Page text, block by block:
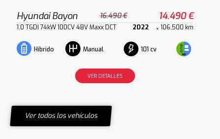
Hyundai Bayon 16.490 € 14.490 €
1.0 TGDI 74kW 100CV 48V Maxx DCT 2022 106.500 km
Híbrido Manual 101 cv
VER DETALLES
Ver todos los vehículos